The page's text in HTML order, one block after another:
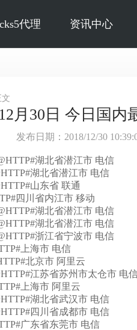
代理 资讯中心
月30日 今日国内
发布日期：2018/12/30
湖北省潜江市 电信
湖北省潜江市 电信
山东省 联通
四川省内江市 移动
湖北省潜江市 电信
湖北省潜江市 电信
浙江省宁波市 电信
上海市 电信
北京市 阿里云
江苏省苏州市太仓市 电
上海市 阿里云
湖北省武汉市 电信
四川省成都市 电信
广东省东莞市 电信